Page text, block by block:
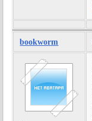
bookworm